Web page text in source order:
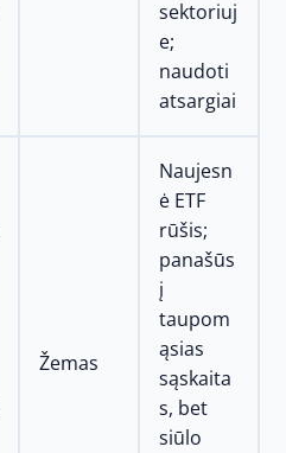
sektoriuj
e;
naudoti
atsargiai
Žemas
Naujesn
ė ETF
rūšis;
panašūs
į
taupom
ąsias
sąskaita
s, bet
siūlo